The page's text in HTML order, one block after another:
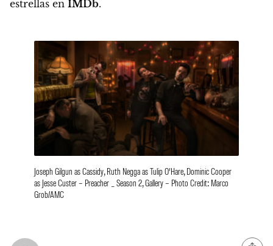
estrellas en IMDb.
Joseph Gilgun as Cassidy, Ruth Negga as Tulip O’Hare, Dominic Cooper
as Jesse Custer – Preacher _ Season 2, Gallery – Photo Credit: Marco
Grob/AMC